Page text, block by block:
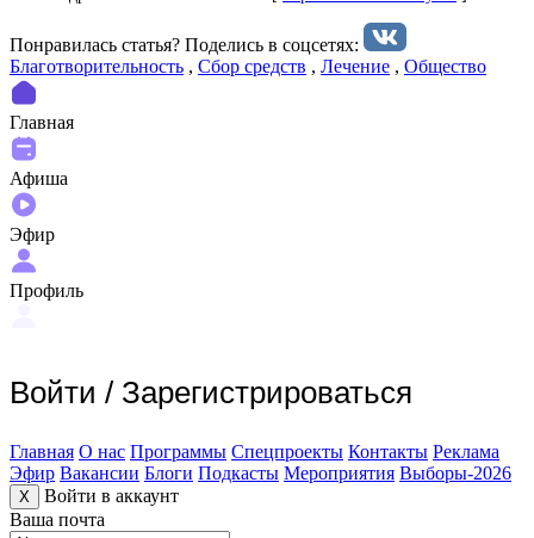
Понравилась статья? Поделиcь в соцсетях:
Благотворительность , Сбор средств , Лечение , Общество
Главная
Афиша
Эфир
Профиль
Войти / Зарегистрироваться
Главная О нас Программы Спецпроекты Контакты Реклама
Эфир Вакансии Блоги Подкасты Мероприятия Выборы-2026
X
Войти в аккаунт
Ваша почта